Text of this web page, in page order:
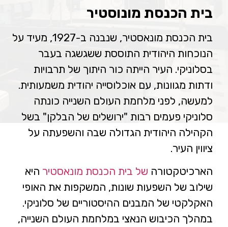
בית הכנסת מונוסטיר
בית הכנסת מונאסטיר, שנבנה ב-1927, מעיד על
הנוכחות היהודית התוססת ששגשגה בעבר
בסלוניקי. העיר הייתה כור היתוך של תרבויות
ודתות מגוונות, עם אוכלוסייה יהודית משמעותית.
למעשה, לפני מלחמת העולם השנייה כונתה
סלוניקי פעמים רבות "ירושלים של הבלקן" בשל
הקהילה היהודית הגדולה שבה והשפעתה על
ציווין העיר.
הארכיטקטורה של בית הכנסת מונאסטיר היא
שילוב של השפעות שונות, המשקפות את האופי
האקלקטי של המבנים ההיסטוריים של סלוניקי.
במהלך הכיבוש הנאצי במלחמת העולם השנייה,